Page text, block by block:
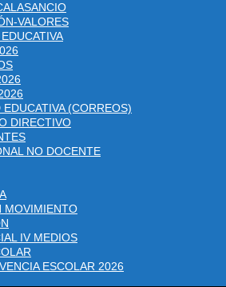
VALORES
(CORREOS)
DIRECTIVO
NO DOCENTE
MOVIMIENTO
IV MEDIOS
ESCOLAR 2026